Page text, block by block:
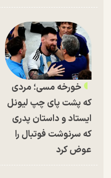
خورخه مسی؛ مردی
که پشت پای چپ لیونل
ایستاد و داستان پدری
که سرنوشت فوتبال را
عوض کرد